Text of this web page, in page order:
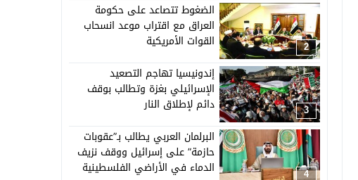
2
الضغوط تتصاعد على حكومة
العراق مع اقتراب موعد انسحاب
القوات الأمريكية
3
إندونيسيا تهاجم التصعيد
الإسرائيلي بغزة وتطالب بوقف
دائم لإطلاق النار
4
البرلمان العربي يطالب بـ”عقوبات
حازمة” على إسرائيل ووقف نزيف
الدماء في الأراضي الفلسطينية